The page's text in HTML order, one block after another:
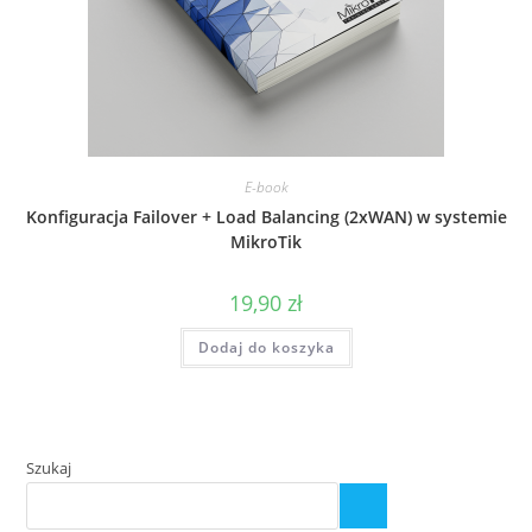
E-book
Konfiguracja Failover + Load Balancing (2xWAN) w systemie
MikroTik
19,90 zł
Dodaj do koszyka
Szukaj